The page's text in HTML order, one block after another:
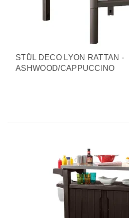
STŮL DECO LYON RATTAN -
ASHWOOD/CAPPUCCINO